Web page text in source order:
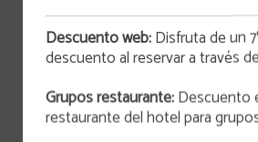
Descuento web:Disfruta de un
descuento al reservar a través
Grupos restaurante:Descuento
restaurante del hotel para
San Valentín 2026